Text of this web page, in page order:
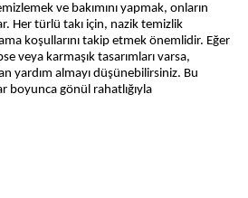
ve bakımını yapmak, onların
Her türlü takı için, nazik temizlik
koşullarını takip etmek önemlidir. Eğer
veya karmaşık tasarımları varsa,
yardım almayı düşünebilirsiniz. Bu
boyunca gönül rahatlığıyla